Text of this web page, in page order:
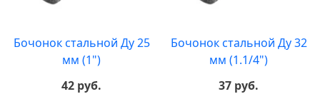
Бочонок стальной Ду 25
мм (1")
42 руб.
Бочонок стальной Ду 32
мм (1.1/4")
37 руб.